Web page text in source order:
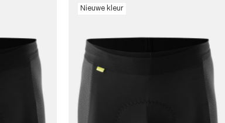
Nieuwe kleur